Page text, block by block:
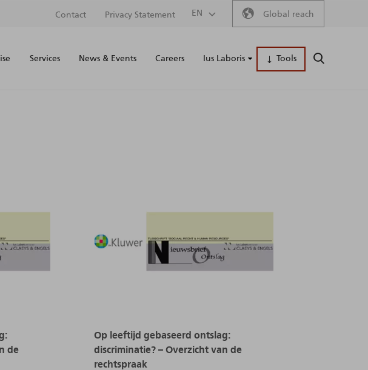
Secondary
menu
Contact Privacy Statement EN Global reach
Main
Services News & Events Careers Ius Laboris Tools SEARCH
de
Op leeftijd gebaseerd ontslag:
discriminatie? – Overzicht van de
rechtspraak